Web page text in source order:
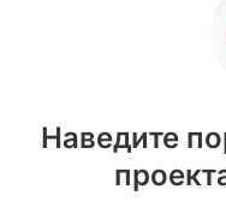
Наведите